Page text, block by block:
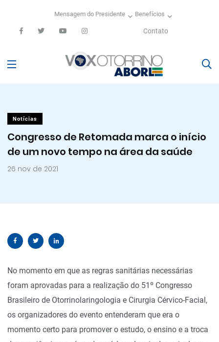
Mensagem do Presidente Benefícios
Contato
Notícias
Congresso de Retomada marca o início
de um novo tempo na área da saúde
26 nov de 2021
No momento em que as regras sanitárias necessárias
foram aprovadas para a realização do 51º Congresso
Brasileiro de Otorrinolaringologia e Cirurgia Cérvico-Facial,
os organizadores do evento entenderam que era o
momento certo para promover o estudo, o ensino e a troca